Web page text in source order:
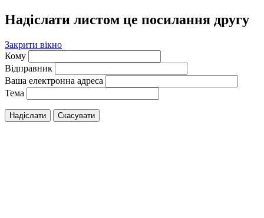
Надіслати листом це посилання другу
Закрити вікно
Кому
Відправник
Ваша електронна адреса
Тема
Надіслати Скасувати